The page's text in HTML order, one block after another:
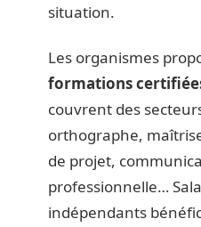
situation.
Les organismes
formations
couvrent des
orthographe,
de projet,
professionnelle…
indépendants